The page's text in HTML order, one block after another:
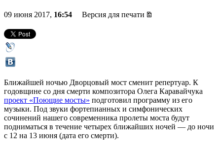
09 июня 2017, 16:54 Версия для печати
Ближайшей ночью Дворцовый мост сменит репертуар. К
годовщине со дня смерти композитора Олега Каравайчука
проект «Поющие мосты» подготовил программу из его
музыки. Под звуки фортепианных и симфонических
сочинений нашего современника пролеты моста будут
подниматься в течение четырех ближайших ночей — до ночи
с 12 на 13 июня (дата его смерти).